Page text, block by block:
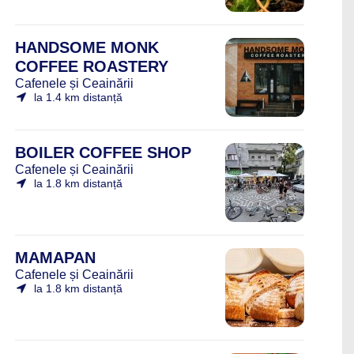
HANDSOME MONK
COFFEE ROASTERY
Cafenele și Ceainării
la 1.4 km distanță
BOILER COFFEE SHOP
Cafenele și Ceainării
la 1.8 km distanță
MAMAPAN
Cafenele și Ceainării
la 1.8 km distanță